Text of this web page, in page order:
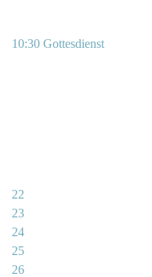
10:30 Gottesdienst
22
23
24
25
26